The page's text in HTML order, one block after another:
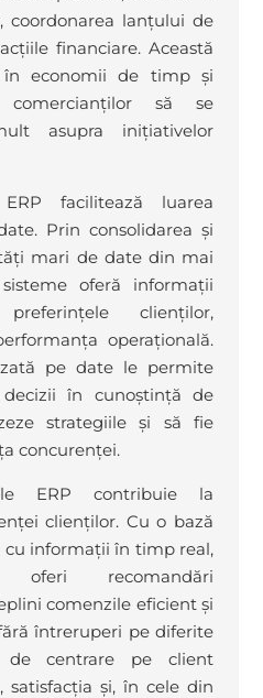
coordonarea lanțului de
financiare. Această
în economii de timp și
comercianților să se
asupra inițiativelor
facilitează luarea
Prin consolidarea și
mari de date din mai
oferă informații
clienților,
operațională.
pe date le permite
în cunoștință de
strategiile și să fie
concurenței.
ERP contribuie la
clienților. Cu o bază
cu informații în timp real,
oferi recomandări
comenzile eficient și
întreruperi pe diferite
de centrare pe client
satisfacția și, în cele din